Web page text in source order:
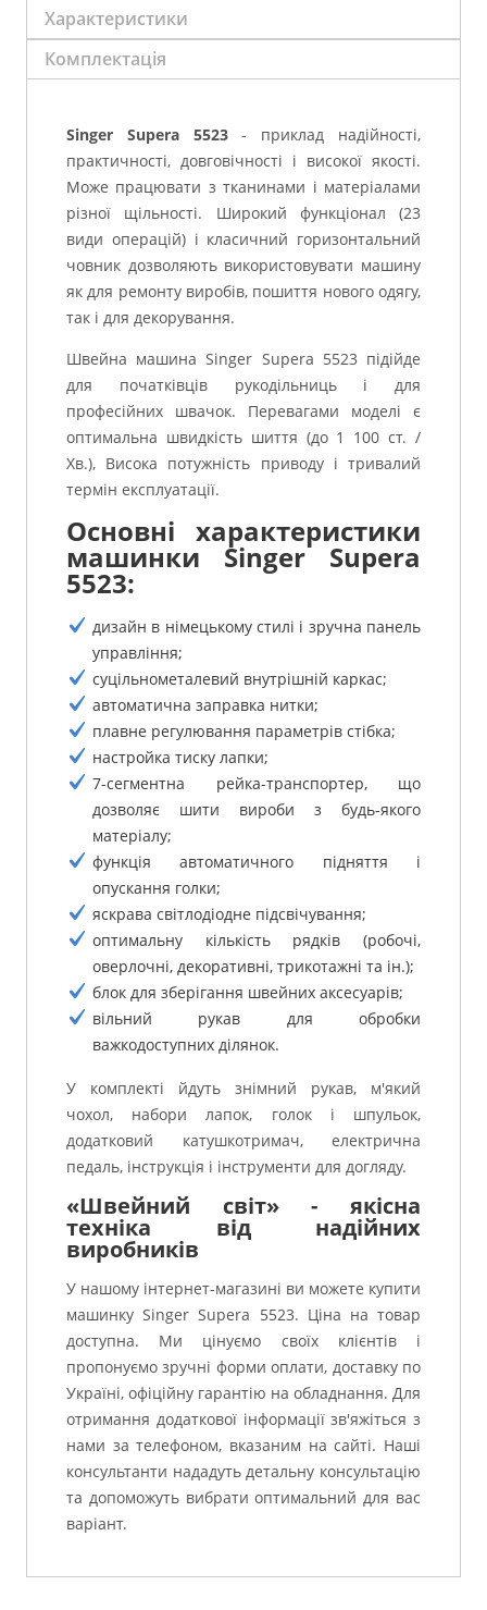
Характеристики
Комплектація
Singer Supera 5523- приклад надійності,
практичності, довговічності і високої якості.
Може працювати з тканинами і матеріалами
різної щільності. Широкий функціонал (23
види операцій) і класичний горизонтальний
човник дозволяють використовувати машину
як для ремонту виробів, пошиття нового одягу,
так і для декорування.
Швейна машина Singer Supera 5523 підійде
для початківців рукодільниць і для
професійних швачок. Перевагами моделі є
оптимальна швидкість шиття (до 1 100 ст. /
Хв.), Висока потужність приводу і тривалий
термін експлуатації.
Основні характеристики
машинки Singer Supera
5523:
дизайн в німецькому стилі і зручна панель
управління;
суцільнометалевий внутрішній каркас;
автоматична заправка нитки;
плавне регулювання параметрів стібка;
настройка тиску лапки;
7-сегментна рейка-транспортер, що
дозволяє шити вироби з будь-якого
матеріалу;
функція автоматичного підняття і
опускання голки;
яскрава світлодіодне підсвічування;
оптимальну кількість рядків (робочі,
оверлочні, декоративні, трикотажні та ін.);
блок для зберігання швейних аксесуарів;
вільний рукав для обробки
важкодоступних ділянок.
У комплекті йдуть знімний рукав, м'який
чохол, набори лапок, голок і шпульок,
додатковий катушкотримач, електрична
педаль, інструкція і інструменти для догляду.
«Швейний світ» - якісна
техніка від надійних
виробників
У нашому інтернет-магазині ви можете купити
машинку Singer Supera 5523. Ціна на товар
доступна. Ми цінуємо своїх клієнтів і
пропонуємо зручні форми оплати, доставку по
Україні, офіційну гарантію на обладнання. Для
отримання додаткової інформації зв'яжіться з
нами за телефоном, вказаним на сайті. Наші
консультанти нададуть детальну консультацію
та допоможуть вибрати оптимальний для вас
варіант.